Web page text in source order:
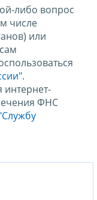
либо вопрос
числе
или
.
ФНС